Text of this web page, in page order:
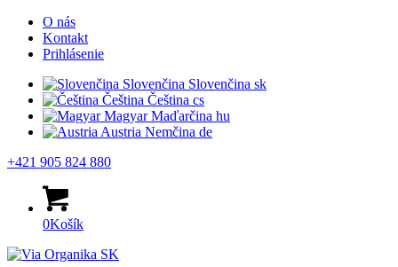
O nás
Kontakt
Prihlásenie
Slovenčina Slovenčina sk
Čeština Čeština cs
Magyar Maďarčina hu
Austria Nemčina de
+421 905 824 880
0Košík